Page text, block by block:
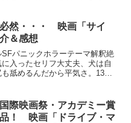
しい日々を送っていたが、ウ
女性の歌声に救わ...
然・・・ 映画「サイ
＆感想
SFパニックホラーテーマ解釈絶
入ったセリフ大丈夫、犬は自
舐めるんだから平気さ。13回
の無駄だ。見どころ三人そろっ
ホイルの帽子...
際映画祭・アカデミー賞
！ 映画「ドライブ・マ